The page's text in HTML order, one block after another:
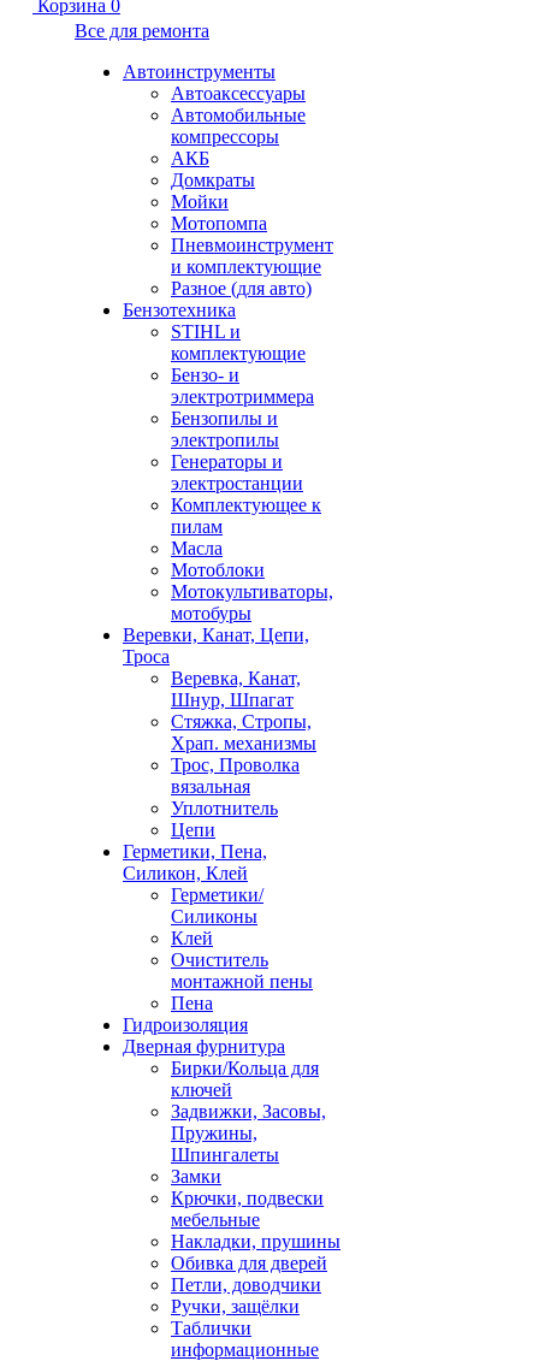
Корзина 0
Все для ремонта
Автоинструменты
Автоаксессуары
Автомобильные
компрессоры
АКБ
Домкраты
Мойки
Мотопомпа
Пневмоинструмент
и комплектующие
Разное (для авто)
Бензотехника
STIHL и
комплектующие
Бензо- и
электротриммера
Бензопилы и
электропилы
Генераторы и
электростанции
Комплектующее к
пилам
Масла
Мотоблоки
Мотокультиваторы,
мотобуры
Веревки, Канат, Цепи,
Троса
Веревка, Канат,
Шнур, Шпагат
Стяжка, Стропы,
Храп. механизмы
Трос, Проволка
вязальная
Уплотнитель
Цепи
Герметики, Пена,
Силикон, Клей
Герметики/
Силиконы
Клей
Очиститель
монтажной пены
Пена
Гидроизоляция
Дверная фурнитура
Бирки/Кольца для
ключей
Задвижки, Засовы,
Пружины,
Шпингалеты
Замки
Крючки, подвески
мебельные
Накладки, прушины
Обивка для дверей
Петли, доводчики
Ручки, защёлки
Таблички
информационные